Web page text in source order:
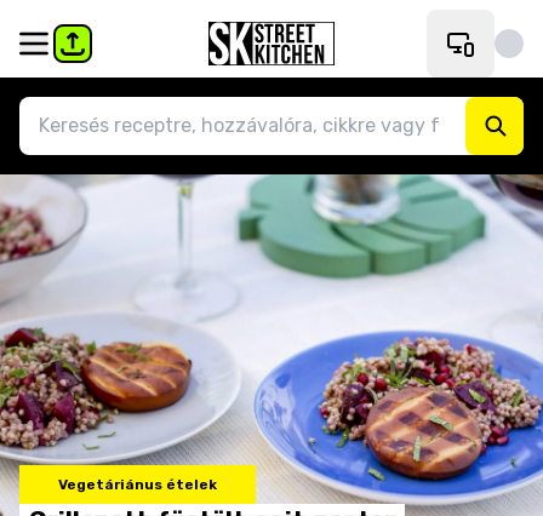
Vegetáriánus ételek